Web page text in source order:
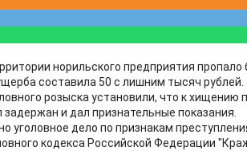
норильского предприятия
составила 50 с лишним тысяч рублей.
розыска установили, что к хищению
и дал признательные показания.
уголовное дело по признакам
кодекса Российской Федерации